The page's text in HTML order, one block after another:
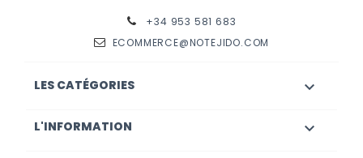
+34 953 581 683
ECOMMERCE@NOTEJIDO.COM
LES CATÉGORIES 
L'INFORMATION 